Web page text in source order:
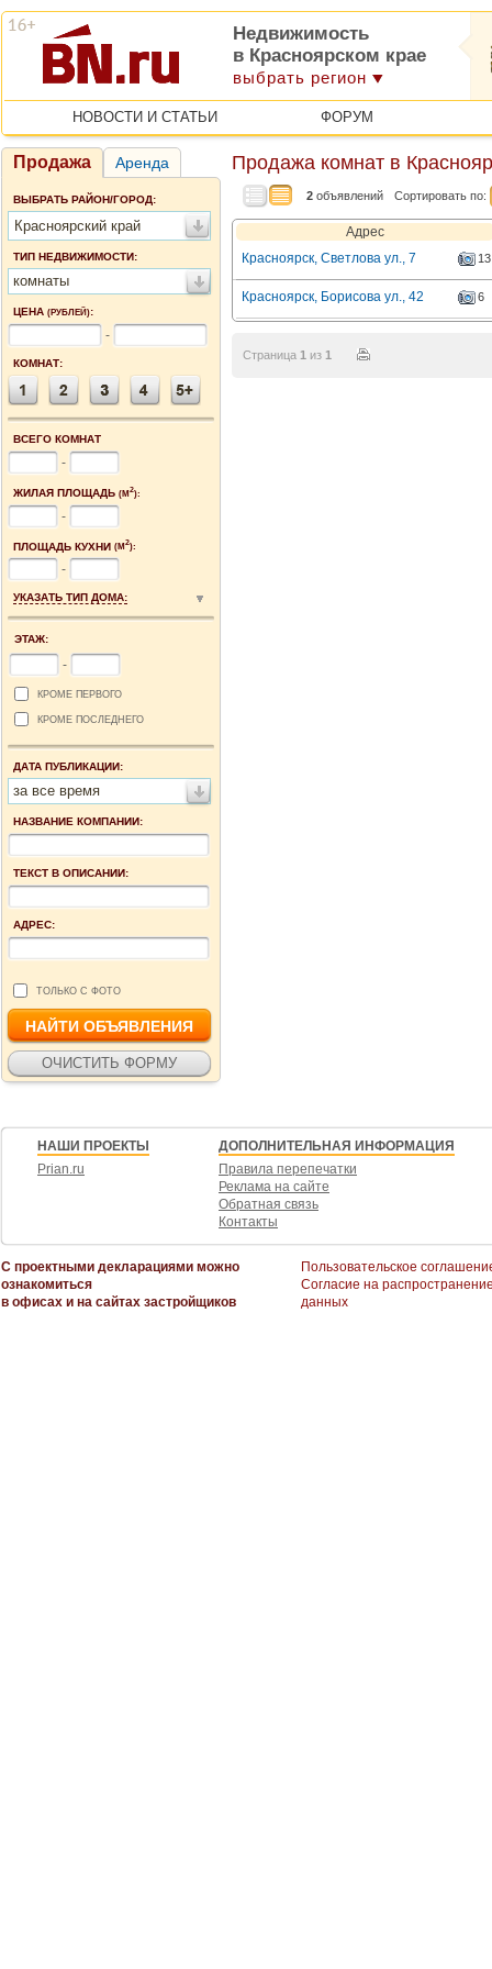
Недвижимость
в Красноярском крае
выбрать регион
НОВОСТИ И СТАТЬИ ФОРУМ
Продажа Аренда
ВЫБРАТЬ РАЙОН/ГОРОД:
Красноярский край
ТИП НЕДВИЖИМОСТИ:
комнаты
ЦЕНА (РУБЛЕЙ):
-
КОМНАТ:
ВСЕГО КОМНАТ
-
ЖИЛАЯ ПЛОЩАДЬ (М2):
-
ПЛОЩАДЬ КУХНИ (М2):
-
УКАЗАТЬ ТИП ДОМА:
ЭТАЖ:
-
КРОМЕ ПЕРВОГО
КРОМЕ ПОСЛЕДНЕГО
ДАТА ПУБЛИКАЦИИ:
за все время
НАЗВАНИЕ КОМПАНИИ:
ТЕКСТ В ОПИСАНИИ:
АДРЕС:
ТОЛЬКО С ФОТО
Продажа комнат в
2 объявлений Сортировать по:
Адрес
Красноярск, Светлова ул., 7
13
Красноярск, Борисова ул., 42 6
Страница 1 из 1
НАШИ ПРОЕКТЫ
Prian.ru
ДОПОЛНИТЕЛЬНАЯ ИНФОРМАЦИЯ
Правила перепечатки
Реклама на сайте
Обратная связь
Контакты
С проектными декларациями можно
ознакомиться
в офисах и на сайтах застройщиков
Пользовательское
Согласие на
данных